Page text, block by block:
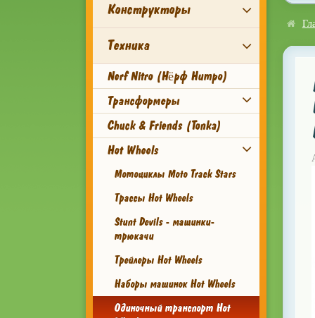
Конструкторы
Техника
Nerf Nitro (Нёрф Нитро)
Трансформеры
Chuck & Friends (Tonka)
Hot Wheels
Мотоциклы Moto Track Stars
Трассы Hot Wheels
Stunt Devils - машинки-
трюкачи
Трейлеры Hot Wheels
Наборы машинок Hot Wheels
Одиночный транспорт Hot